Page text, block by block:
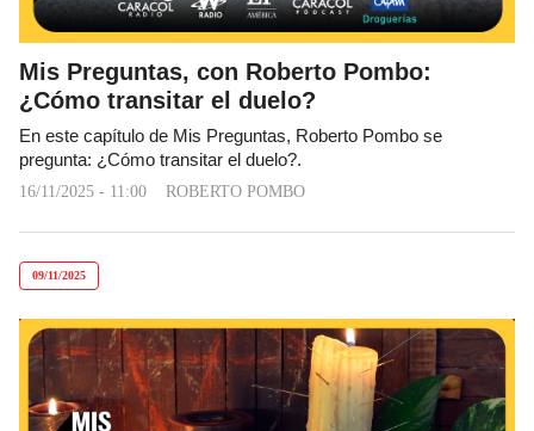
Mis Preguntas, con Roberto Pombo:
¿Cómo transitar el duelo?
En este capítulo de Mis Preguntas, Roberto Pombo se
pregunta: ¿Cómo transitar el duelo?.
16/11/2025 - 11:00 ROBERTO POMBO
09/11/2025